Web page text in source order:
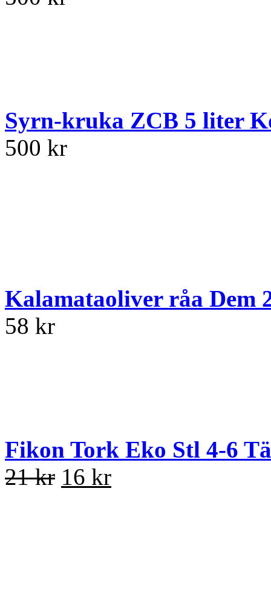
Syrn-kruka ZCB 5 liter
500 kr
Kalamataoliver råa Dem
58 kr
Fikon Tork Eko Stl 4-6
21 kr 16 kr